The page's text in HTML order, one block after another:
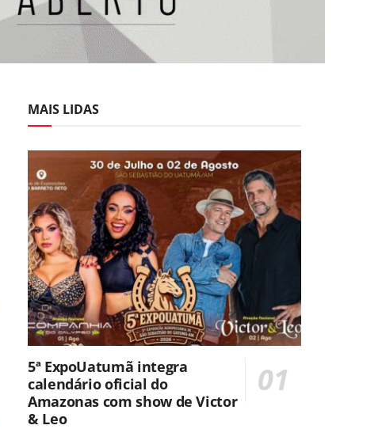
MAIS LIDAS
5ª ExpoUatumã integra
calendário oficial do
Amazonas com show de Victor
& Leo